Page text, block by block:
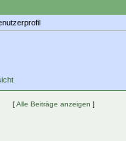
[Alle Beiträge anzeigen ]